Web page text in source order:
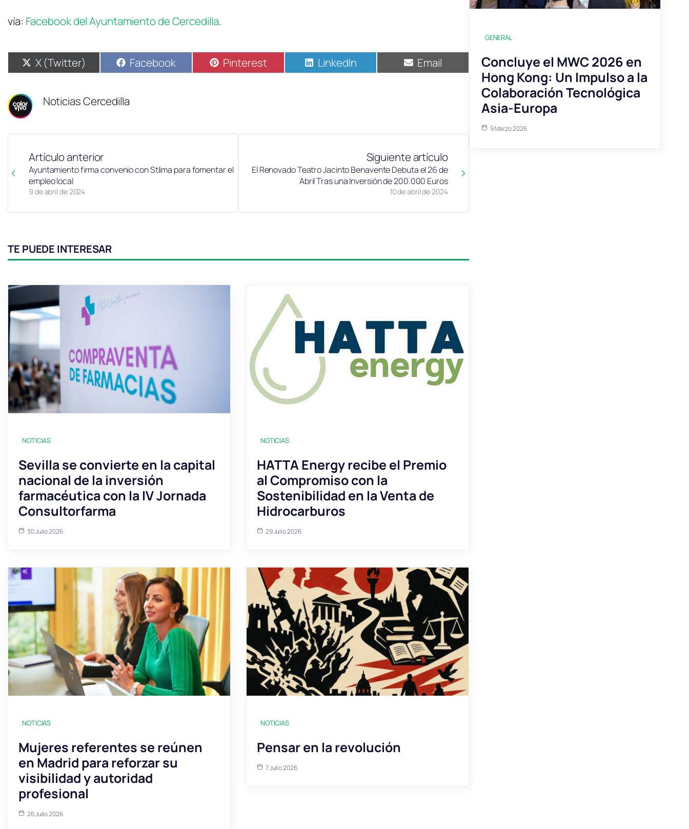
vía: Facebook del Ayuntamiento de Cercedilla.
X (Twitter) Facebook Pinterest LinkedIn Email
Noticias Cercedilla
Artículo anterior
9 de abril de 2024
Ayuntamiento firma convenio con Stlima para fomentar el
empleo local
Siguiente artículo
10 de abril de 2024
El Renovado Teatro Jacinto Benavente Debuta el 26 de
Abril Tras una Inversión de 200.000 Euros
TE PUEDE INTERESAR
NOTICIAS
Sevilla se convierte en la capital
nacional de la inversión
farmacéutica con la IV Jornada
Consultorfarma
30 Julio 2026
NOTICIAS
HATTA Energy recibe el Premio
al Compromiso con la
Sostenibilidad en la Venta de
Hidrocarburos
29 Julio 2026
NOTICIAS
Mujeres referentes se reúnen
en Madrid para reforzar su
visibilidad y autoridad
profesional
26 Julio 2026
NOTICIAS
Pensar en la revolución
7 Julio 2026
GENERAL
Concluye el MWC 2026 en
Hong Kong: Un Impulso a la
Colaboración Tecnológica
Asia-Europa
9 Marzo 2026